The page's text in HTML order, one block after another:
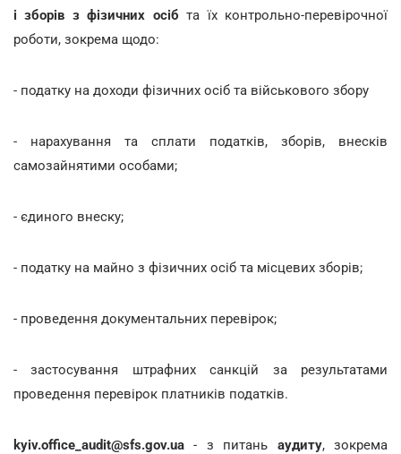
і зборів з фізичних осіб та їх контрольно-перевірочної
роботи, зокрема щодо:
- податку на доходи фізичних осіб та військового збору
- нарахування та сплати податків, зборів, внесків
самозайнятими особами;
- єдиного внеску;
- податку на майно з фізичних осіб та місцевих зборів;
- проведення документальних перевірок;
- застосування штрафних санкцій за результатами
проведення перевірок платників податків.
kyiv.office_audit@sfs.gov.ua - з питань аудиту, зокрема